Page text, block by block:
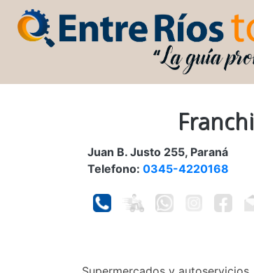
Franchi
Juan B. Justo 255, Paraná
Telefono: 0345-4220168